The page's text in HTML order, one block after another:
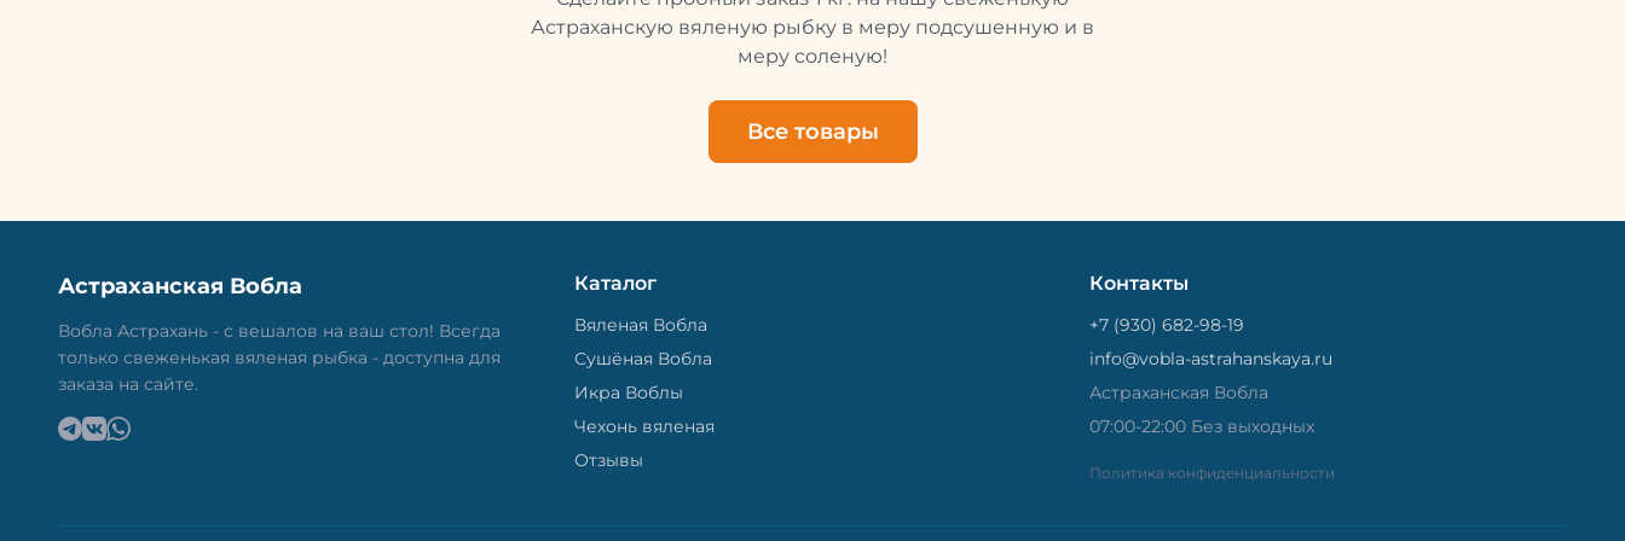
рыбу упаковывают в специальный
пакет, чтобы она не портилась и не
не просто вкусная еда, но и
пример того, как можно сочетать
старые рецепты и современные
вкусно.
Астраханскую вяленую рыбку в меру подсушенную и в
меру соленую!
Все товары
Астраханская Вобла
Вобла Астрахань - с вешалов на ваш стол! Всегда
только свеженькая вяленая рыбка - доступна для
заказа на сайте.
Каталог
Вяленая Вобла
Сушёная Вобла
Икра Воблы
Чехонь вяленая
Отзывы
Контакты
+7 (930) 682-98-19
info@vobla-astrahanskaya.ru
Астраханская Вобла
07:00-22:00 Без выходных
Политика конфиденциальности